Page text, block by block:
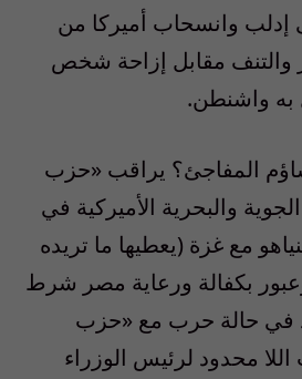
وانسحاب أميركا من
والتنف مقابل إزاحة شخص
به واشنطن.
المفاجئ؟ يراقب «حزب
والبحرية الأميركية في
مع غزة (يعطيها ما تريده
بكفالة ورعاية مصر شرط
في حالة حرب مع «حزب
محدود لرئيس الوزراء